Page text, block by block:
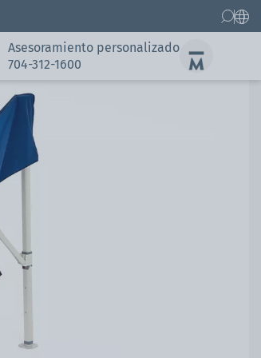
Recambios
Asesoramiento personalizado
704-312-1600